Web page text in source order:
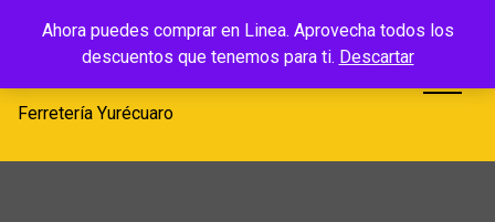
Ahora puedes comprar en Linea. Aprovecha todos los
descuentos que tenemos para ti. Descartar
Ferretería
Yurécuaro
Ferretería Yurécuaro